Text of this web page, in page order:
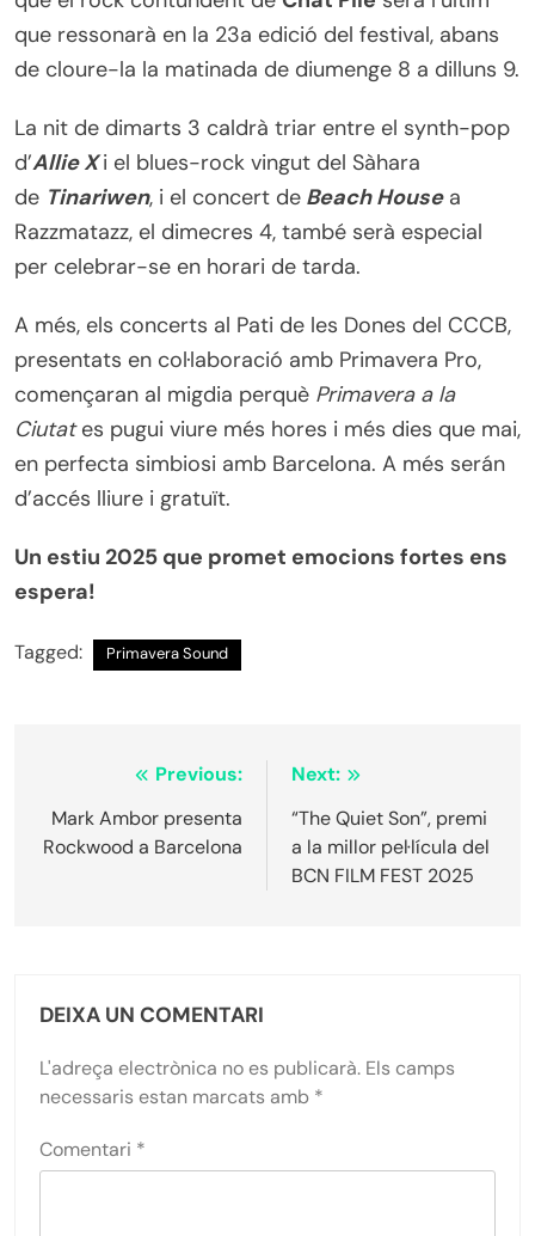
que ressonarà en la 23a edició del festival, abans
de cloure-la la matinada de diumenge 8 a dilluns 9.
La nit de dimarts 3 caldrà triar entre el synth-pop
d’Allie X i el blues-rock vingut del Sàhara
de Tinariwen, i el concert de Beach Housea
Razzmatazz, el dimecres 4, també serà especial
per celebrar-se en horari de tarda.
A més, els concerts al Pati de les Dones del CCCB,
presentats en col·laboració amb Primavera Pro,
començaran al migdia perquè Primavera a la
Ciutates pugui viure més hores i més dies que mai,
en perfecta simbiosi amb Barcelona. A més serán
d’accés lliure i gratuït.
Un estiu 2025 que promet emocions fortes ens
espera!
Tagged: Primavera Sound
Navegació
d'entrades
Previous:
Mark Ambor presenta
Rockwood a Barcelona
Next:
“The Quiet Son”, premi
a la millor pel·lícula del
BCN FILM FEST 2025
DEIXA UN COMENTARI
L'adreça electrònica no es publicarà. Els camps
necessaris estan marcats amb *
Comentari *